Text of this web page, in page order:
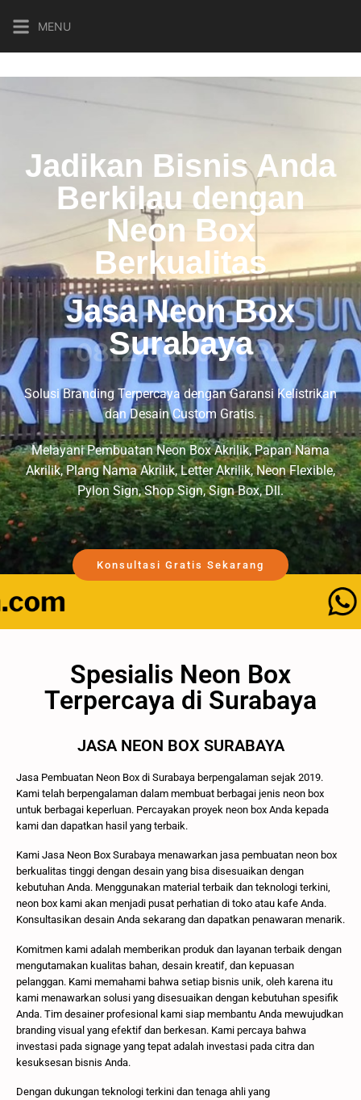
MENU
Jadikan Bisnis Anda
Berkilau dengan
Neon Box
Berkualitas
Jasa Neon Box
Surabaya
Solusi Branding Terpercaya dengan Garansi Kelistrikan
dan Desain Custom Gratis.
Melayani Pembuatan Neon Box Akrilik, Papan Nama
Akrilik, Plang Nama Akrilik, Letter Akrilik, Neon Flexible,
Pylon Sign, Shop Sign, Sign Box, Dll.
Konsultasi Gratis Sekarang
Spesialis Neon Box
Terpercaya di Surabaya
JASA NEON BOX SURABAYA
Jasa Pembuatan Neon Box di Surabaya berpengalaman sejak 2019.
Kami telah berpengalaman dalam membuat berbagai jenis neon box
untuk berbagai keperluan. Percayakan proyek neon box Anda kepada
kami dan dapatkan hasil yang terbaik.
Kami Jasa Neon Box Surabaya menawarkan jasa pembuatan neon box
berkualitas tinggi dengan desain yang bisa disesuaikan dengan
kebutuhan Anda. Menggunakan material terbaik dan teknologi terkini,
neon box kami akan menjadi pusat perhatian di toko atau kafe Anda.
Konsultasikan desain Anda sekarang dan dapatkan penawaran menarik.
Komitmen kami adalah memberikan produk dan layanan terbaik dengan
mengutamakan kualitas bahan, desain kreatif, dan kepuasan
pelanggan. Kami memahami bahwa setiap bisnis unik, oleh karena itu
kami menawarkan solusi yang disesuaikan dengan kebutuhan spesifik
Anda. Tim desainer profesional kami siap membantu Anda mewujudkan
branding visual yang efektif dan berkesan. Kami percaya bahwa
investasi pada signage yang tepat adalah investasi pada citra dan
kesuksesan bisnis Anda.
Dengan dukungan teknologi terkini dan tenaga ahli yang